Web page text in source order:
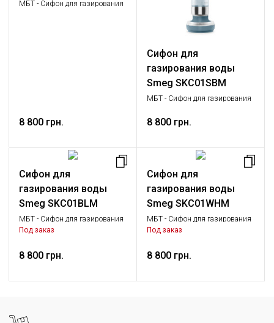
МБТ - Сифон для газирования
8 800 грн.
Сифон для
газирования воды
Smeg SKC01SBM
МБТ - Сифон для газирования
воды, не электрический, Малая
8 800 грн.
Сифон для
газирования воды
Smeg SKC01BLM
МБТ - Сифон для газирования
воды Сифон для газирования
бытовая техника
Под заказ
8 800 грн.
Сифон для
газирования воды
Smeg SKC01WHM
МБТ - Сифон для газирования
воды Сифон для газирования
бытовая техника
Под заказ
8 800 грн.